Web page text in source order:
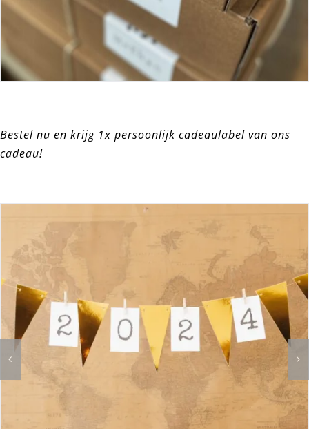
Bestel nu en krijg 1x persoonlijk cadeaulabel van ons
cadeau!